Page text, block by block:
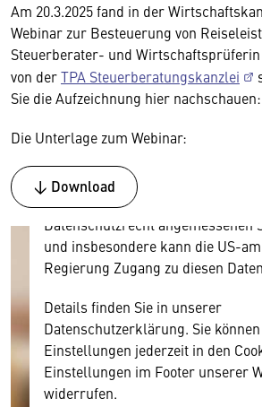
Am 20.3.2025 fand in der
Webinar zur Besteuerung von
Steuerberater- und
von derTPA Steuerberatungskanzlei
Sie die Aufzeichnung hier nachschauen:
Die Unterlage zum Webinar:
↓ Download
Wir benötigen Ihre
Hier würden wir Ihnen gerne
Inhalt anzeigen. Dafür benötigen
personenbezogene technische
amerikanischen Anbietern
Diese Daten unterliegen keinem
Datenschutzrecht angemessenen
und insbesondere kann die US-
Regierung Zugang zu diesen
Details finden Sie in unserer
Datenschutzerklärung. Sie
Einstellungen jederzeit in den
Einstellungen im Footer unserer
widerrufen.